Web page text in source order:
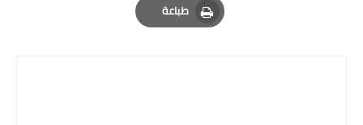
طباعة
Print